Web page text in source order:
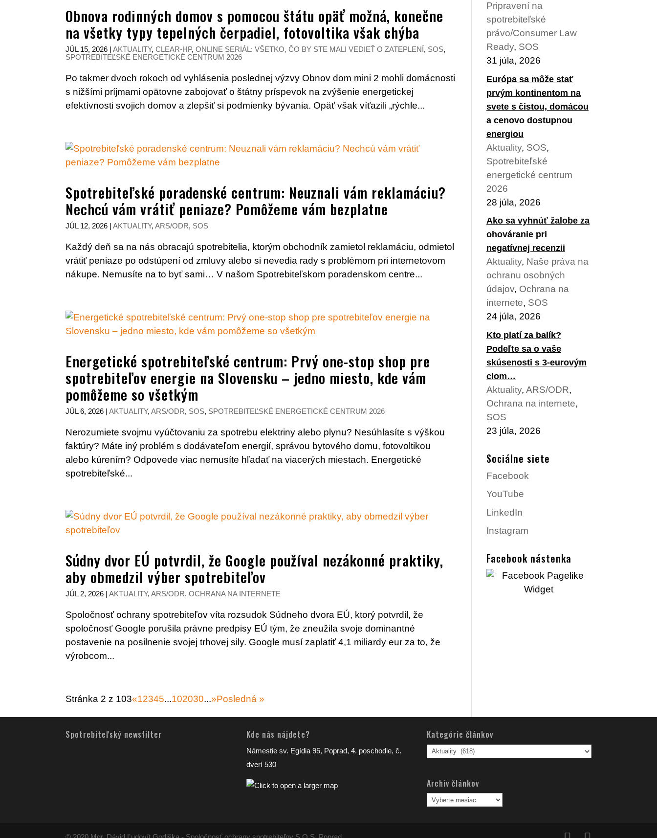
Obnova rodinných domov s pomocou štátu opäť možná, konečne
na všetky typy tepelných čerpadiel, fotovoltika však chýba
JÚL 15, 2026 |AKTUALITY,CLEAR-HP,ONLINE SERIÁL: VŠETKO, ČO BY STE MALI VEDIEŤ O ZATEPLENÍ, SOS,
SPOTREBITEĽSKÉ ENERGETICKÉ CENTRUM 2026
Po takmer dvoch rokoch od vyhlásenia poslednej výzvy Obnov dom mini 2 mohli domácnosti
s nižšími príjmami opätovne zabojovať o štátny príspevok na zvýšenie energetickej
efektívnosti svojich domov a zlepšiť si podmienky bývania. Opäť však víťazili „rýchle...
Spotrebiteľské poradenské centrum: Neuznali vám reklamáciu?
Nechcú vám vrátiť peniaze? Pomôžeme vám bezplatne
JÚL 12, 2026 |AKTUALITY,ARS/ODR, SOS
Každý deň sa na nás obracajú spotrebitelia, ktorým obchodník zamietol reklamáciu, odmietol
vrátiť peniaze po odstúpení od zmluvy alebo si nevedia rady s problémom pri internetovom
nákupe. Nemusíte na to byť sami… V našom Spotrebiteľskom poradenskom centre...
Energetické spotrebiteľské centrum: Prvý one-stop shop pre
spotrebiteľov energie na Slovensku – jedno miesto, kde vám
pomôžeme so všetkým
JÚL 6, 2026 |AKTUALITY,ARS/ODR, SOS, SPOTREBITEĽSKÉ ENERGETICKÉ CENTRUM 2026
Nerozumiete svojmu vyúčtovaniu za spotrebu elektriny alebo plynu? Nesúhlasíte s výškou
faktúry? Máte iný problém s dodávateľom energií, správou bytového domu, fotovoltikou
alebo kúrením? Odpovede viac nemusíte hľadať na viacerých miestach. Energetické
spotrebiteľské...
Súdny dvor EÚ potvrdil, že Google používal nezákonné praktiky,
aby obmedzil výber spotrebiteľov
JÚL 2, 2026 |AKTUALITY,ARS/ODR,OCHRANA NA INTERNETE
Spoločnosť ochrany spotrebiteľov víta rozsudok Súdneho dvora EÚ, ktorý potvrdil, že
spoločnosť Google porušila právne predpisy EÚ tým, že zneužila svoje dominantné
postavenie na posilnenie svojej trhovej sily. Google musí zaplatiť 4,1 miliardy eur za to, že
výrobcom...
Stránka 2 z 103«12345...102030...»Posledná »
Pripravení na
spotrebiteľské
právo/Consumer Law
Ready, SOS
31 júla, 2026
Európa sa môže stať
prvým kontinentom na
svete s čistou, domácou
a cenovo dostupnou
energiou
Aktuality, SOS,
Spotrebiteľské
energetické centrum
2026
28 júla, 2026
Ako sa vyhnúť žalobe za
ohováranie pri
negatívnej recenzii
Aktuality, Naše práva na
ochranu osobných
údajov, Ochrana na
internete, SOS
24 júla, 2026
Kto platí za balík?
Podeľte sa o vaše
skúsenosti s 3-eurovým
clom…
Aktuality, ARS/ODR,
Ochrana na internete,
SOS
23 júla, 2026
Sociálne siete
Facebook
YouTube
LinkedIn
Instagram
Facebook nástenka
Spotrebiteľský newsfilter Kde nás nájdete?
Námestie sv. Egídia 95, Poprad, 4. poschodie, č.
dverí 530
Kategórie článkov
Kategórie
článkov
Archív článkov
Archív
článkov